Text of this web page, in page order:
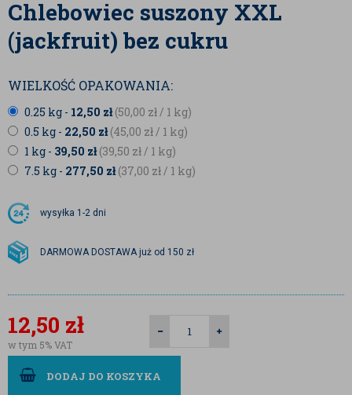
Chlebowiec suszony XXL
(jackfruit) bez cukru
WIELKOŚĆ OPAKOWANIA:
0.25 kg - 12,50 zł(50,00 zł / 1 kg)
0.5 kg - 22,50 zł(45,00 zł / 1 kg)
1 kg - 39,50 zł(39,50 zł / 1 kg)
7.5 kg - 277,50 zł(37,00 zł / 1 kg)
wysyłka 1-2 dni
DARMOWA DOSTAWA już od 150 zł
12,50 zł
w tym 5% VAT
DODAJ DO KOSZYKA